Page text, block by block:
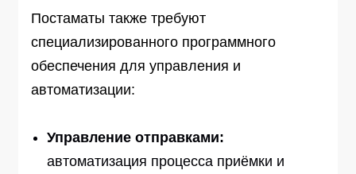
Постаматы также требуют
специализированного программного
обеспечения для управления и
автоматизации:
Управление отправками:
автоматизация процесса приёмки и